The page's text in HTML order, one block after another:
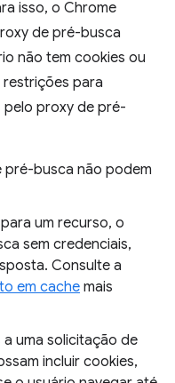
isso, o Chrome
de pré-busca
não tem cookies ou
para
proxy de pré-
pré-busca não podem
um recurso, o
sem credenciais,
Consulte a
em cachemais
uma solicitação de
incluir cookies,